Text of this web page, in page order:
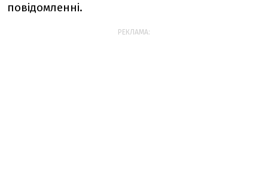
повідомленні.
РЕКЛАМА: